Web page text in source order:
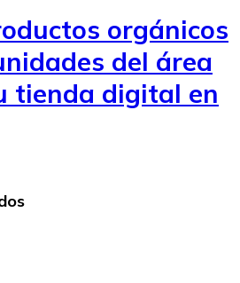
orgánicos
del área
tienda digital en